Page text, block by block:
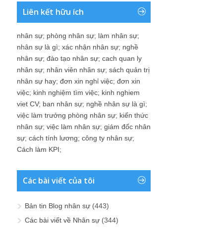
Liên kết hữu ích
nhân sự; phòng nhân sự; làm nhân sự;
nhân sự là gì; xác nhận nhân sự; nghề
nhân sự; đào tạo nhân sự; cach quan ly
nhân sự; nhân viên nhân sự; sách quản trị
nhân sự hay; đơn xin nghỉ việc; đơn xin
việc; kinh nghiệm tìm việc; kinh nghiem
viet CV; ban nhân sự; nghề nhân sự là gì;
việc làm trưởng phòng nhân sự; kiến thức
nhân sự; việc làm nhân sự; giám đốc nhân
sự; cách tính lương; công ty nhân sự;
Cách làm KPI;
Các bài viết của tôi
Bản tin Blog nhân sự (443)
Các bài viết về Nhân sự (344)